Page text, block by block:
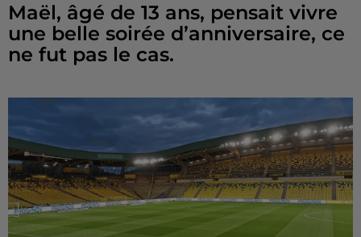
Maël, âgé de 13 ans, pensait vivre
une belle soirée d’anniversaire, ce
ne fut pas le cas.